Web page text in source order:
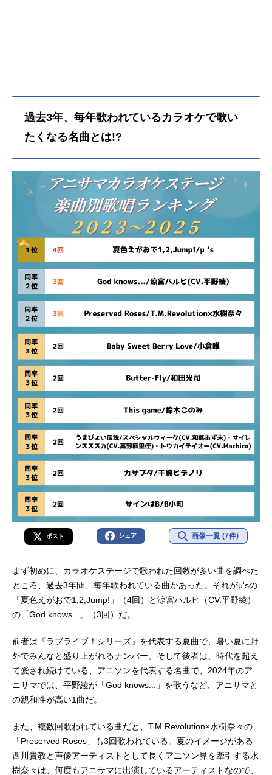
過去3年、毎年歌われているカラオケで歌い
たくなる名曲とは!?
ポスト シェア 画像一覧 (7件)
まず初めに、カラオケステージで歌われた回数が多い曲を調べた
ところ、過去3年間、毎年歌われている曲があった。それがμ'sの
「夏色えがおで1,2,Jump!」（4回）と涼宮ハルヒ（CV.平野綾）
の「God knows...」（3回）だ。
前者は『ラブライブ！シリーズ』を代表する夏曲で、暑い夏に野
外でみんなと盛り上がれるナンバー。そして後者は、時代を超え
て愛され続けている、アニソンを代表する名曲で、2024年のア
ニサマでは、平野綾が「God knows...」を歌うなど、アニサマと
の親和性が高い1曲だ。
また、複数回歌われている曲だと、T.M.Revolution×水樹奈々の
「Preserved Roses」も3回歌われている。夏のイメージがある
西川貴教と声優アーティストとして長くアニソン界を牽引する水
樹奈々は、何度もアニサマに出演しているアーティストなので、